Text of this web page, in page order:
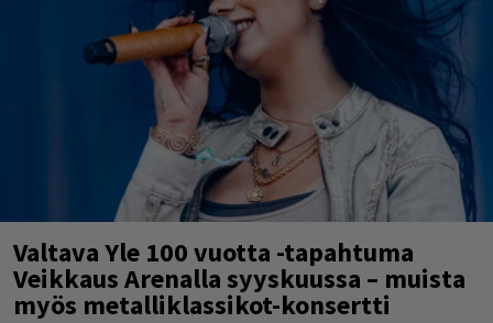
Valtava Yle 100 vuotta -tapahtuma
Veikkaus Arenalla syyskuussa – muista
myös metalliklassikot-konsertti